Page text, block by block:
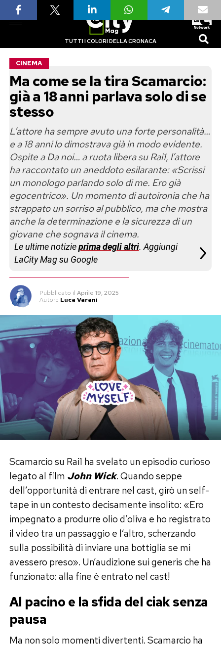
TUTTI I COLORI DELLA CRONACA
CINEMA
Ma come se la tira Scamarcio:
già a 18 anni parlava solo di se
stesso
L’attore ha sempre avuto una forte personalità…
e a 18 anni lo dimostrava già in modo evidente.
Ospite a Da noi… a ruota libera su Rai1, l’attore
ha raccontato un aneddoto esilarante: «Scrissi
un monologo parlando solo di me. Ero già
egocentrico». Un momento di autoironia che ha
strappato un sorriso al pubblico, ma che mostra
anche la determinazione e la sicurezza di un
giovane che sognava il cinema.
Le ultime notizieprima degli altri. Aggiungi
LaCity Mag su Google
Pubblicato il Aprile 19, 2025
Autore Luca Varani
Scamarcio su Rai1 ha svelato un episodio curioso
legato al film John Wick. Quando seppe
dell’opportunità di entrare nel cast, girò un self-
tape in un contesto decisamente insolito: «Ero
impegnato a produrre olio d’oliva e ho registrato
il video tra un passaggio e l’altro, scherzando
sulla possibilità di inviare una bottiglia se mi
avessero preso». Un’audizione sui generis che ha
funzionato: alla fine è entrato nel cast!
Al pacino e la sfida del ciak senza
pausa
Ma non solo momenti divertenti. Scamarcio ha